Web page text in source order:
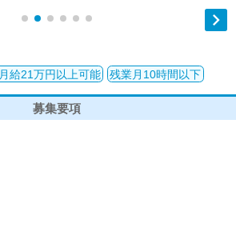

月給21万円以上可能 残業月10時間以下
募集要項